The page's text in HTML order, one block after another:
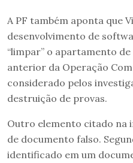
A PF também aponta que
desenvolvimento de
“limpar” o apartamento de
anterior da Operação
considerado pelos
destruição de provas.
Outro elemento citado na
de documento falso.
identificado em um